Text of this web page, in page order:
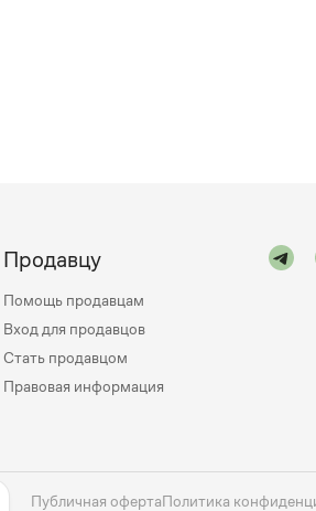
Продавцу
Помощь продавцам
Вход для продавцов
Стать продавцом
Правовая информация
Публичная офертаПолитика